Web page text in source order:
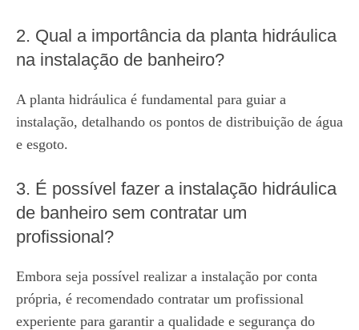
2. Qual a importância da planta hidráulica
na instalação de banheiro?
A planta hidráulica é fundamental para guiar a
instalação, detalhando os pontos de distribuição de água
e esgoto.
3. É possível fazer a instalação hidráulica
de banheiro sem contratar um
profissional?
Embora seja possível realizar a instalação por conta
própria, é recomendado contratar um profissional
experiente para garantir a qualidade e segurança do